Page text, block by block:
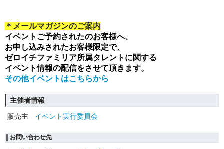
＊メールマガジンのご案内
イベントご予約されたのお客様へ、
お申し込みされたお客様限定で、
ゼロイチファミリア所属タレントに関する
イベント情報の配信をさせて頂きます。
その他イベントはこちらから
主催者情報
販売主
イベント実行委員会
お問い合わせ先